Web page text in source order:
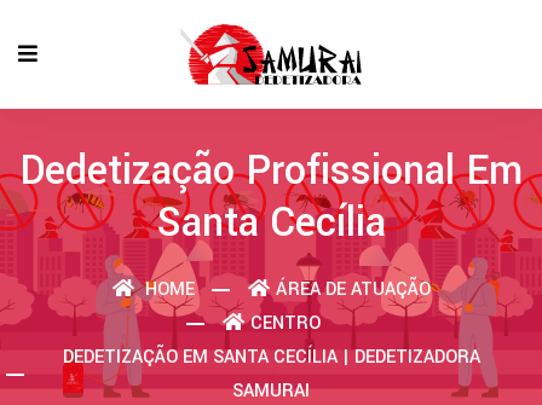
Dedetização Profissional Em
Santa Cecília
HOME
ÁREA DE ATUAÇÃO
CENTRO
DEDETIZAÇÃO EM SANTA CECÍLIA | DEDETIZADORA
SAMURAI